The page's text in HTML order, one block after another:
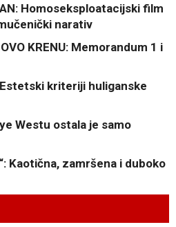
Homoseksploatacijski film
narativ
KRENU: Memorandum 1 i
Estetski kriteriji huliganske
Westu ostala je samo
Kaotična, zamršena i duboko